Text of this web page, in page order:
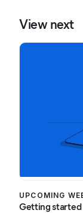
View next
UPCOMING
Getting started